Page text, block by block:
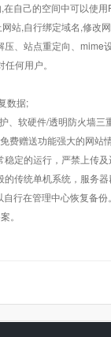
自己的空间中可以使
站,自行绑定域名,修改
、站点重定向、
何用户。
数据;
、软硬件/透明防火墙三
费赠送功能强大的网站
定的运行，严禁上传
传统单机系统，服务
行在管理中心恢复备份。
。